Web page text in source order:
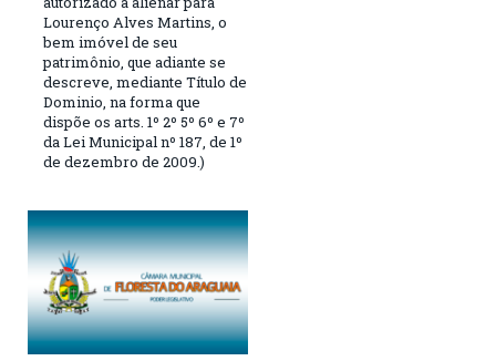
Lourenço Alves Martins, o
bem imóvel de seu
patrimônio, que adiante se
descreve, mediante Título de
Dominio, na forma que
dispõe os arts. 1º 2º 5º 6º e 7º
da Lei Municipal nº 187, de 1º
de dezembro de 2009.)